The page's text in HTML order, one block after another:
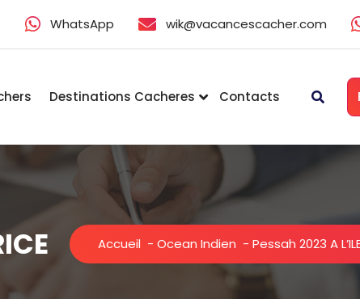
WhatsApp wik@vacancescacher.com
Destinations Cacheres Contacts
Accueil - Ocean Indien - Pessah 2023 A